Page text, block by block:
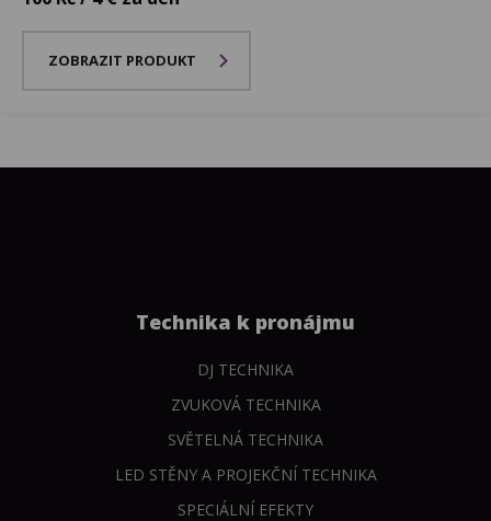
ZOBRAZIT PRODUKT
Technika k pronájmu
DJ TECHNIKA
ZVUKOVÁ TECHNIKA
SVĚTELNÁ TECHNIKA
LED STĚNY A PROJEKČNÍ TECHNIKA
SPECIÁLNÍ EFEKTY